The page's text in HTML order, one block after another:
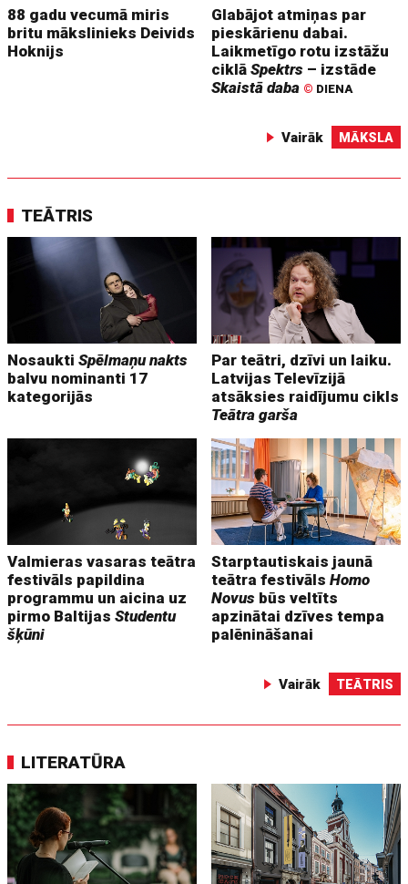
88 gadu vecumā miris
britu mākslinieks Deivids
Hoknijs
Glabājot atmiņas par
pieskārienu dabai.
Laikmetīgo rotu izstāžu
ciklāSpektrs – izstāde
Skaistā daba © DIENA
Vairāk MĀKSLA
TEĀTRIS
NosauktiSpēlmaņu nakts
balvu nominanti 17
kategorijās
Par teātri, dzīvi un laiku.
Latvijas Televīzijā
atsāksies raidījumu cikls
Teātra garša
Valmieras vasaras teātra
festivāls papildina
programmu un aicina uz
pirmo BaltijasStudentu
šķūni
Starptautiskais jaunā
teātra festivālsHomo
Novus būs veltīts
apzinātai dzīves tempa
palēnināšanai
Vairāk TEĀTRIS
LITERATŪRA